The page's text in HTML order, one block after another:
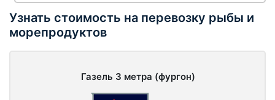
Узнать стоимость на перевозку рыбы и
морепродуктов
Газель 3 метра (фургон)